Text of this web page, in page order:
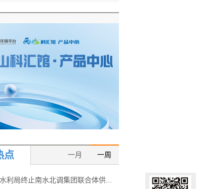
点 一周
一月
利局终止南水北调集团联合体供...